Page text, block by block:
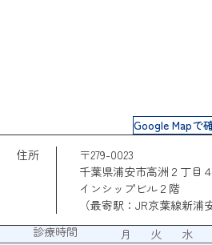
Google Mapで
住所
〒279-0023
千葉県浦安市高洲２丁目
インシップビル２階
（最寄駅：JR京葉線新浦
診療時間
月 火 水